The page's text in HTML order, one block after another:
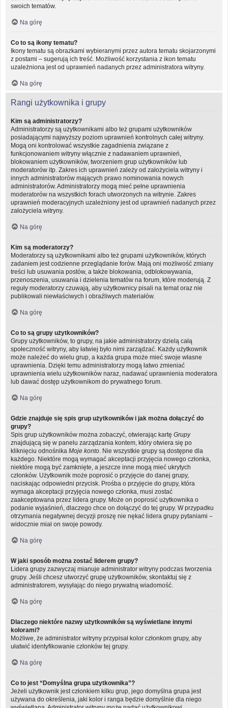
swoich tematów.
Na górę
Co to są ikony tematu?
Ikony tematu są obrazkami wybieranymi przez autora tematu skojarzonymi
z postami – sugerują ich treść. Możliwość korzystania z ikon tematu
uzależniona jest od uprawnień nadanych przez administratora witryny.
Na górę
Rangi użytkownika i grupy
Kim są administratorzy?
Administratorzy są użytkownikami albo też grupami użytkowników
posiadającymi najwyższy poziom uprawnień kontrolnych całej witryny.
Mogą oni kontrolować wszystkie zagadnienia związane z
funkcjonowaniem witryny włącznie z nadawaniem uprawnień,
blokowaniem użytkowników, tworzeniem grup użytkowników lub
moderatorów itp. Zakres ich uprawnień zależy od założyciela witryny i
innych administratorów mających prawo nominowania nowych
administratorów. Administratorzy mogą mieć pełne uprawnienia
moderatorów na wszystkich forach utworzonych na witrynie. Zakres
uprawnień moderacyjnych uzależniony jest od uprawnień nadanych przez
założyciela witryny.
Na górę
Kim są moderatorzy?
Moderatorzy są użytkownikami albo też grupami użytkowników, których
zadaniem jest codzienne przeglądanie forów. Mają oni możliwość zmiany
treści lub usuwania postów, a także blokowania, odblokowywania,
przenoszenia, usuwania i dzielenia tematów na forum, które moderują. Z
reguły moderatorzy czuwają, aby użytkownicy pisali na temat oraz nie
publikowali niewłaściwych i obraźliwych materiałów.
Na górę
Co to są grupy użytkowników?
Grupy użytkowników, to grupy, na jakie administratorzy dzielą całą
społeczność witryny, aby łatwiej było nimi zarządzać. Każdy użytkownik
może należeć do wielu grup, a każda grupa może mieć swoje własne
uprawnienia. Dzięki temu administratorzy mogą łatwo zmieniać
uprawnienia wielu użytkowników naraz, nadawać uprawnienia moderatora
lub dawać dostęp użytkownikom do prywatnego forum.
Na górę
Gdzie znajduje się spis grup użytkowników i jak można dołączyć do
grupy?
Spis grup użytkowników można zobaczyć, otwierając kartę Grupy
znajdującą się w panelu zarządzania kontem, który otwiera się po
kliknięciu odnośnika Moje konto . Nie wszystkie grupy są dostępne dla
każdego. Niektóre mogą wymagać akceptacji przyjęcia nowego członka,
niektóre mogą być zamknięte, a jeszcze inne mogą mieć ukrytych
członków. Użytkownik może poprosić o przyjęcie do danej grupy,
naciskając odpowiedni przycisk. Prośba o przyjęcie do grupy, która
wymaga akceptacji przyjęcia nowego członka, musi zostać
zaakceptowana przez lidera grupy. Może on poprosić użytkownika o
podanie wyjaśnień, dlaczego chce on dołączyć do tej grupy. W przypadku
otrzymania negatywnej decyzji proszę nie nękać lidera grupy pytaniami –
widocznie miał on swoje powody.
Na górę
W jaki sposób można zostać liderem grupy?
Lidera grupy zazwyczaj mianuje administrator witryny podczas tworzenia
grupy. Jeśli chcesz utworzyć grupę użytkowników, skontaktuj się z
administratorem, wysyłając do niego prywatną wiadomość.
Na górę
Dlaczego niektóre nazwy użytkowników są wyświetlane innymi
kolorami?
Możliwe, że administrator witryny przypisał kolor członkom grupy, aby
ułatwić identyfikowanie członków tej grupy.
Na górę
Co to jest “Domyślna grupa użytkownika”?
Jeżeli użytkownik jest członkiem kilku grup, jego domyślna grupa jest
używana do określenia, jaki kolor i ranga będzie domyślnie dla niego